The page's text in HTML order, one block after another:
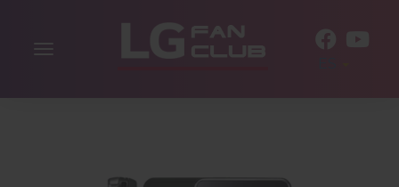
Alternar